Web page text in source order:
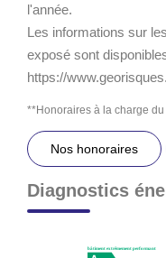
l'année.
Les informations sur
exposé sont
https://
**Honoraires à la charge
Nos honoraires
Diagnostics